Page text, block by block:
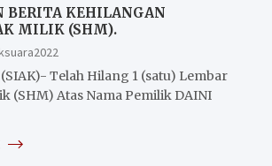
BERITA KEHILANGAN
MILIK (SHM).
(SIAK)- Telah Hilang 1 (satu) Lembar
(SHM) Atas Nama Pemilik DAINI